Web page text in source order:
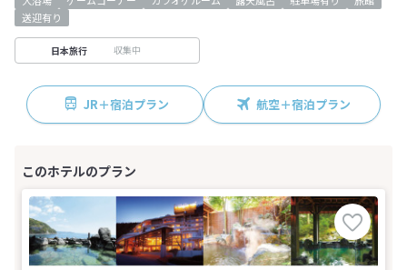
送迎有り
日本旅行 収集中
JR＋宿泊プラン 航空＋宿泊プラン